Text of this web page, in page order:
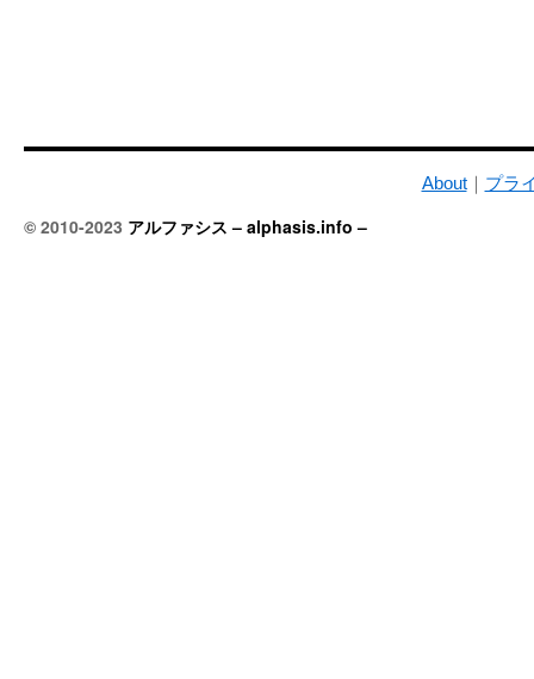
About｜ プラ
© 2010-2023 アルファシス – alphasis.info –